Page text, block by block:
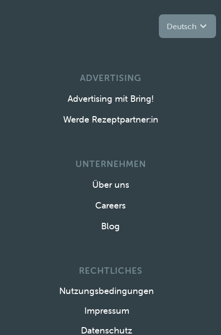
Deutsch
ADVERTISING
Advertising mit Bring!
Werde Rezeptpartner:in
UNTERNEHMEN
Über uns
Careers
Blog
RECHTLICHES
Nutzungsbedingungen
Impressum
Datenschutz